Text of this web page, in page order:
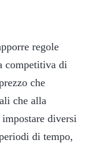
regole
competitiva di
che
che alla
diversi
di tempo,